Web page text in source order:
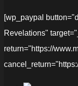
[wp_paypal
Revelations"
return="https://